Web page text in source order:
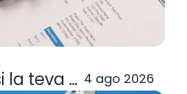
la teva 4 ago 2026